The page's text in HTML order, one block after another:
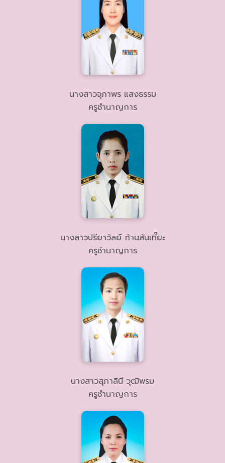
นางสาวจุภาพร แสงธรรม
ครูชำนาญการ
นางสาวปรียาวัลย์ ก้านสันเที๊ยะ
ครูชำนาญการ
นางสาวสุภาลินี วุฒิพรม
ครูชำนาญการ